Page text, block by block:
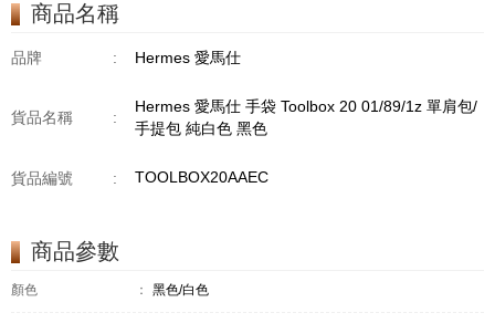
商品名稱
品牌 : Hermes 愛馬仕
貨品名稱 :
Hermes 愛馬仕 手袋 Toolbox 20 01/89/1z 單肩包/
手提包 純白色 黑色
貨品編號 : TOOLBOX20AAEC
商品參數
顏色 ： 黑色/白色